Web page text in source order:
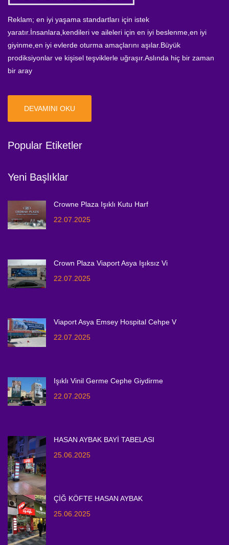
Reklam; en iyi yaşama standartları için istek
yaratır.İnsanlara,kendileri ve aileleri için en iyi beslenme,en iyi
giyinme,en iyi evlerde oturma amaçlarını aşılar.Büyük
prodiksiyonlar ve kişisel teşviklerle uğraşır.Aslında hiç bir zaman
bir aray
DEVAMINI OKU
Popular Etiketler
Yeni Başlıklar
Crowne Plaza Işıklı Kutu Harf
22.07.2025
Crown Plaza Viaport Asya Işıksız Vi
22.07.2025
Viaport Asya Emsey Hospital Cehpe V
22.07.2025
Işıklı Vinil Germe Cephe Giydirme
22.07.2025
HASAN AYBAK BAYİ TABELASI
25.06.2025
ÇİĞ KÖFTE HASAN AYBAK
25.06.2025